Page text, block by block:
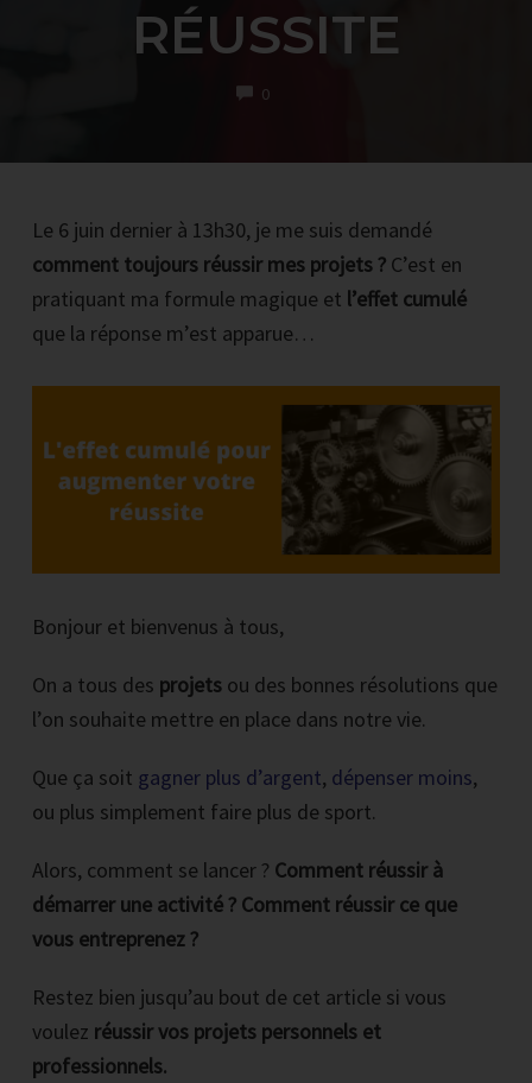
RÉUSSITE
0COMMENTS
Le 6 juin dernier à 13h30, je me suis demandé
comment toujours réussir mes projets ? C’est en
pratiquant ma formule magique et l’effet cumulé
que la réponse m’est apparue…
Bonjour et bienvenus à tous,
On a tous des projets ou des bonnes résolutions que
l’on souhaite mettre en place dans notre vie.
Que ça soit gagner plus d’argent, dépenser moins,
ou plus simplement faire plus de sport.
Alors, comment se lancer ? Comment réussir à
démarrer une activité ? Comment réussir ce que
vous entreprenez ?
Restez bien jusqu’au bout de cet article si vous
voulez réussir vos projets personnels et
professionnels.
RECEVOIR LA PREMIERE VIDEO PAR EMAIL
Inscrire votre email et cliquez sur le bouton noir maintenant
*Vous recevrez par mail 1 vidéo par jour pendant 4 jours.
Chaque vidéo reprend les bases et l'on voit en détails une épreuve pour